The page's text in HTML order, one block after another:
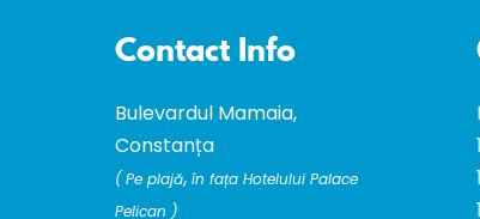
Contact Info
Bulevardul Mamaia,
Constanța
(Pe plajă, în fața Hotelului Palace
Pelican )